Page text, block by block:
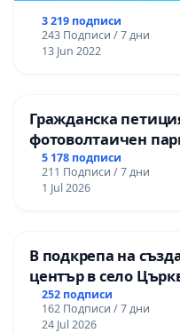
3 219 подписи
243 Подписи / 7 дни
13 Jun 2022
Гражданска
фотоволтаичен
Радомир
5 178 подписи
211 Подписи / 7 дни
1 Jul 2026
В подкрепа на
център в село
252 подписи
162 Подписи / 7 дни
24 Jul 2026